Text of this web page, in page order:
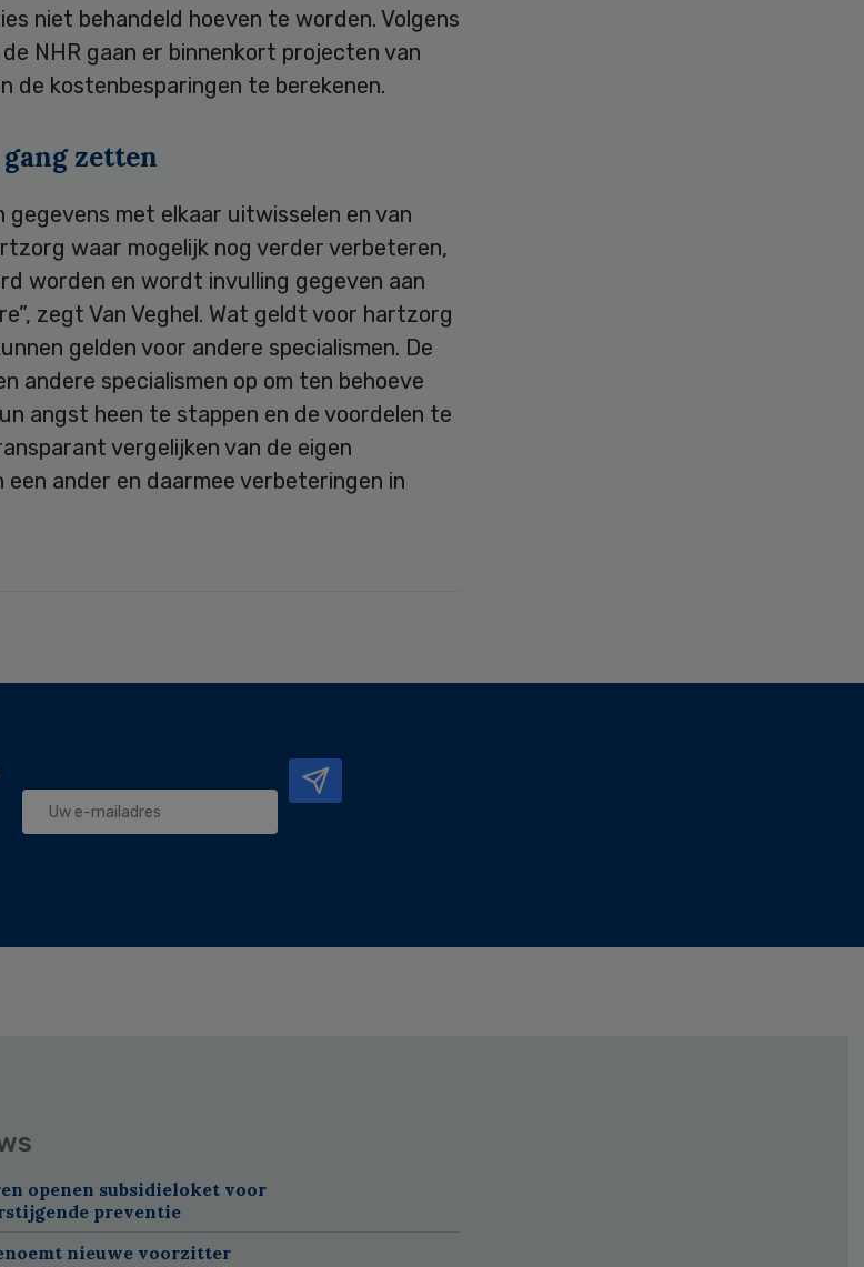
niet behandeld hoeven te worden. Volgens
de NHR gaan er binnenkort projecten van
de kostenbesparingen te berekenen.
zetten
gegevens met elkaar uitwisselen en van
waar mogelijk nog verder verbeteren,
worden en wordt invulling gegeven aan
zegt Van Veghel. Wat geldt voor hartzorg
gelden voor andere specialismen. De
andere specialismen op om ten behoeve
angst heen te stappen en de voordelen te
vergelijken van de eigen
ander en daarmee verbeteringen in
openen subsidieloket voor
preventie
nieuwe voorzitter